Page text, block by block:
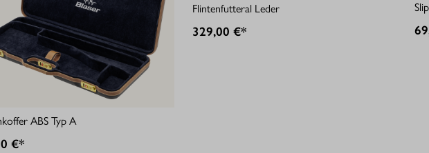
ABS Typ A
€*
Flintenfutteral Leder
329,00 €*